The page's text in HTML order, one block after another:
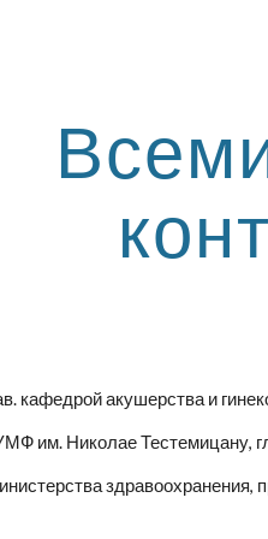
кафедрой акушерства и
им. Николае Тестемицану,
здравоохранения,